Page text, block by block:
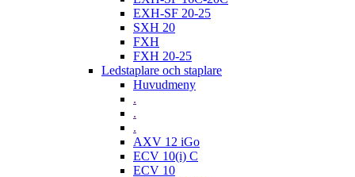
EXH-SF 20-25
SXH 20
FXH
FXH 20-25
Ledstaplare och staplare
Huvudmeny
.
.
.
AXV 12 iGo
ECV 10(i) C
ECV 10